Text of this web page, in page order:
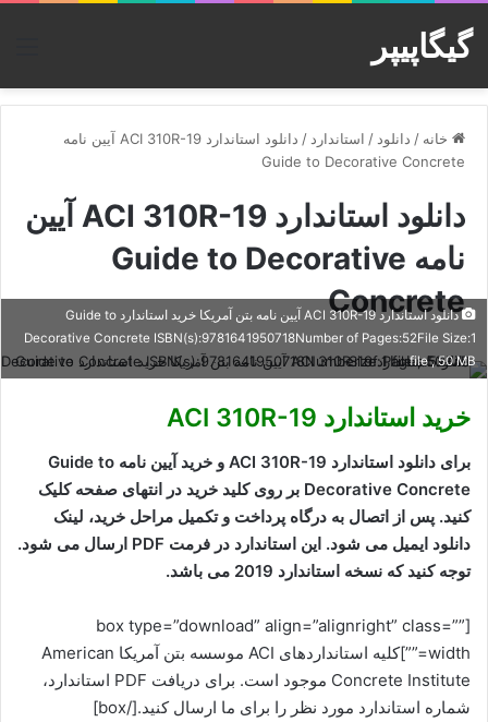
گیگاپیپر
خانه / دانلود / استاندارد /
دانلود استاندارد ACI 310R-19 آیین نامه
Guide to Decorative Concrete
دانلود استاندارد ACI 310R-19 آیین
نامه Guide to Decorative
Concrete
دانلود استاندارد ACI 310R-19 آیین نامه بتن آمریکا خرید استاندارد Guide to
Decorative Concrete ISBN(s):9781641950718Number of Pages:52File Size:1
file , 50 MB
خرید استاندارد ACI 310R-19
برای دانلود استاندارد ACI 310R-19 و خرید آیین نامه Guide to
Decorative Concrete بر روی کلید خرید در انتهای صفحه کلیک
کنید. پس از اتصال به درگاه پرداخت و تکمیل مراحل خرید، لینک
دانلود ایمیل می شود. این استاندارد در فرمت PDF ارسال می شود.
توجه کنید که نسخه استاندارد 2019 می باشد.
[box type=”download” align=”alignright” class=””
width=””]کلیه استانداردهای ACI موسسه بتن آمریکا American
Concrete Institute موجود است. برای دریافت PDF استاندارد،
شماره استاندارد مورد نظر را برای ما ارسال کنید.[/box]